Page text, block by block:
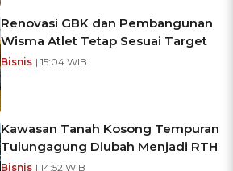
Renovasi GBK dan Pembangunan
Wisma Atlet Tetap Sesuai Target
Bisnis | 15:04 WIB
Kawasan Tanah Kosong Tempuran
Tulungagung Diubah Menjadi RTH
Bisnis | 14:52 WIB